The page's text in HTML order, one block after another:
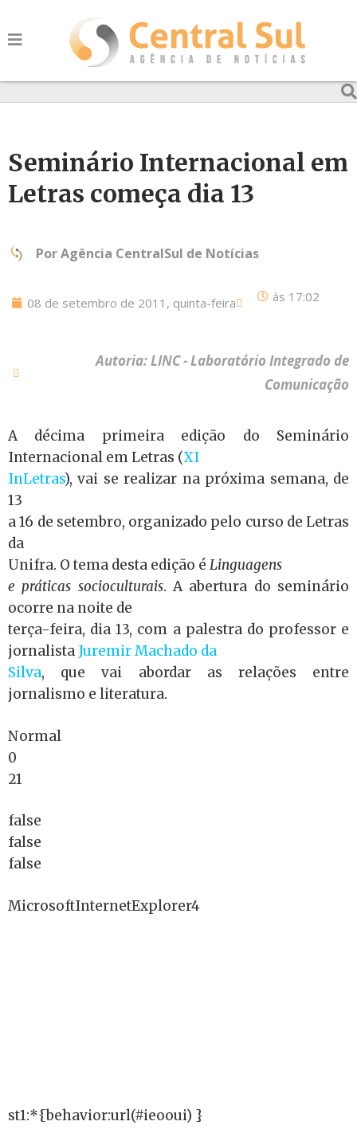
Seminário Internacional em
Letras começa dia 13
PorAgência CentralSul de Notícias
08 de setembro de 2011, quinta-feira às 17:02
Autoria: LINC - Laboratório Integrado de
Comunicação
A décima primeira edição do Seminário
Internacional em Letras (XI
InLetras), vai se realizar na próxima semana, de
13
a 16 de setembro, organizado pelo curso de Letras
da
Unifra. O tema desta edição é Linguagens
e práticas socioculturais. A abertura do seminário
ocorre na noite de
terça-feira, dia 13, com a palestra do professor e
jornalista Juremir Machado da
Silva, que vai abordar as relações entre
jornalismo e literatura.
Normal
0
21
false
false
false
MicrosoftInternetExplorer4
st1:*{behavior:url(#ieooui) }